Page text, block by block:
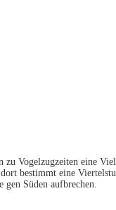
zu Vogelzugzeiten eine
bestimmt eine
Süden aufbrechen.